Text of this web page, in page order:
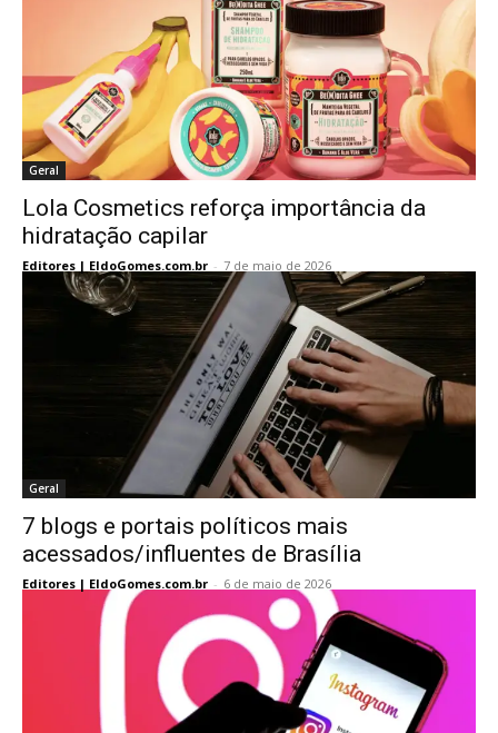
Geral
Lola Cosmetics reforça importância da
hidratação capilar
Editores | EldoGomes.com.br - 7 de maio de 2026
Geral
7 blogs e portais políticos mais
acessados/influentes de Brasília
Editores | EldoGomes.com.br - 6 de maio de 2026